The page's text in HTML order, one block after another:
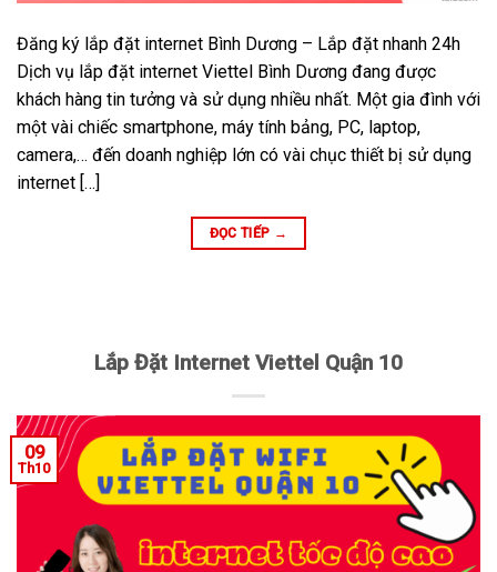
Đăng ký lắp đặt internet Bình Dương – Lắp đặt nhanh 24h
Dịch vụ lắp đặt internet Viettel Bình Dương đang được
khách hàng tin tưởng và sử dụng nhiều nhất. Một gia đình với
một vài chiếc smartphone, máy tính bảng, PC, laptop,
camera,… đến doanh nghiệp lớn có vài chục thiết bị sử dụng
internet […]
ĐỌC TIẾP →
Lắp Đặt Internet Viettel Quận 10
09
Th10